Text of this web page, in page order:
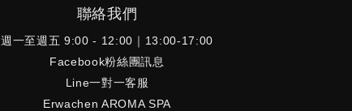
聯絡我們
週一至週五 9:00 - 12:00｜13:00-17:00
Facebook粉絲團訊息
Line一對一客服
Erwachen AROMA SPA